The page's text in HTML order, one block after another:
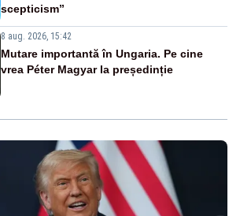
scepticism”
8 aug. 2026, 15:42
Mutare importantă în Ungaria. Pe cine
vrea Péter Magyar la președinție